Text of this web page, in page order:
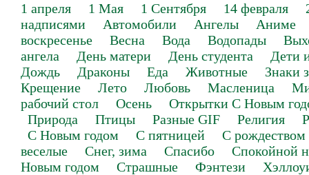
1 апреля 1 Мая 1 Сентября 14 февраля
надписями
Автомобили Ангелы
Аниме
воскресенье
Весна Вода Водопады
ангела
День матери День студента
Дети
Дождь
Драконы Еда Животные
Знаки
Крещение
Лето Любовь Масленица
рабочий стол
Осень
Открытки С Новым
Природа
Птицы Разные GIF Религия
С Новым годом
С пятницей
С рождеством
веселые
Снег, зима Спасибо
Спокойной
Новым годом
Страшные Фэнтези